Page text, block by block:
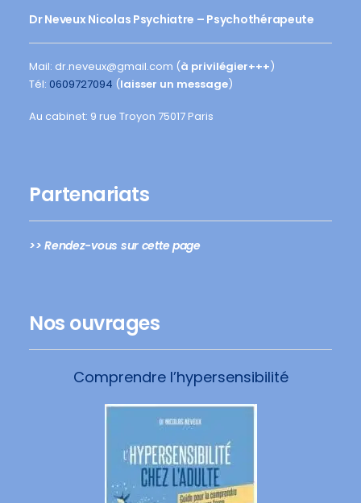
Dr Neveux Nicolas Psychiatre – Psychothérapeute
Mail: dr.neveux@gmail.com (à privilégier+++)
Tél: 0609727094 (laisser un message)
Au cabinet: 9 rue Troyon 75017 Paris
Partenariats
>> Rendez-vous sur cette page
Nos ouvrages
Comprendre l’hypersensibilité